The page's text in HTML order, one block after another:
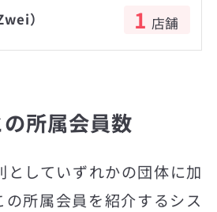
） 1 店舗
所属会員数
としていずれかの団体に加
の所属会員を紹介するシス